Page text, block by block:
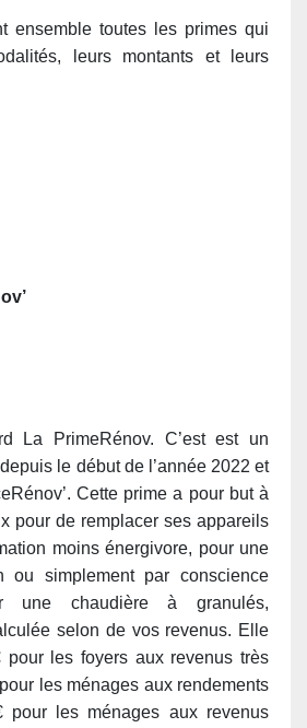
ensemble toutes les primes qui
leurs montants et leurs
La PrimeRénov. C’est est un
le début de l’année 2022 et
Cette prime a pour but à
pour de remplacer ses appareils
moins énergivore, pour une
ou simplement par conscience
une chaudière à granulés,
selon de vos revenus. ​​Elle
pour les foyers aux revenus très
les ménages aux rendements
pour les ménages aux revenus